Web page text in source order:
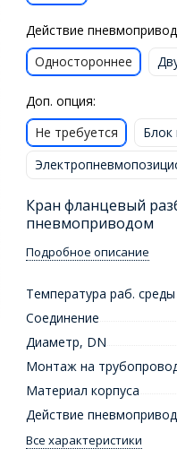
Действие
Одностороннее
Доп. опция:
Не требуется
Блок
Кран фланцевый
пневмоприводом
Подробное описание
Температура раб. среды
Соединение
Диаметр, DN
Монтаж на
Материал корпуса
Действие
Все характеристики